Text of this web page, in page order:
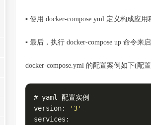
▪ 使用 docker-compose.yml 定义构成应
▪ 最后，执行 docker-compose up 命令来
docker-compose.yml 的配置案例如下(配
# yaml 配置实例
version:
'3'
services: